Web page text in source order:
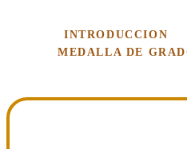
INTRODUCCION
MEDALLA DE